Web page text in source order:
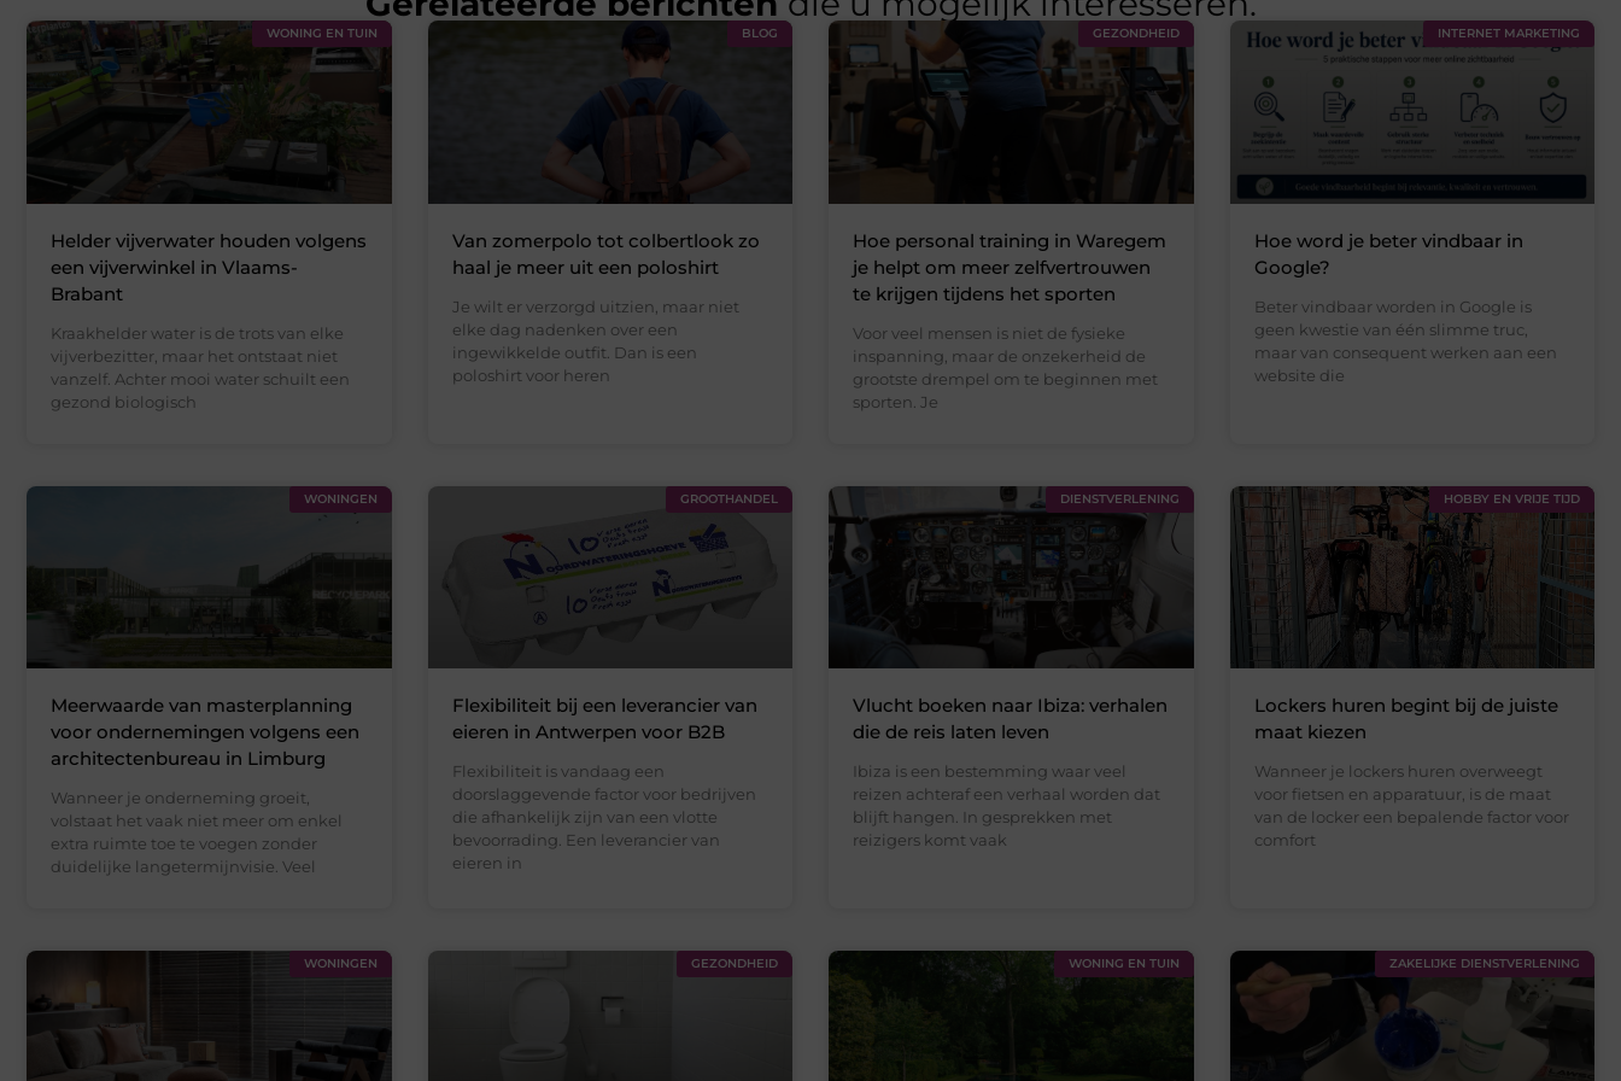
WONING EN TUIN
Helder vijverwater houden volgens
een vijverwinkel in Vlaams-
Brabant
Kraakhelder water is de trots van elke
vijverbezitter, maar het ontstaat niet
vanzelf. Achter mooi water schuilt een
gezond biologisch
BLOG
Van zomerpolo tot colbertlook zo
haal je meer uit een poloshirt
Je wilt er verzorgd uitzien, maar niet
elke dag nadenken over een
ingewikkelde outfit. Dan is een
poloshirt voor heren
GEZONDHEID
Hoe personal training in Waregem
je helpt om meer zelfvertrouwen
te krijgen tijdens het sporten
Voor veel mensen is niet de fysieke
inspanning, maar de onzekerheid de
grootste drempel om te beginnen met
sporten. Je
INTERNET MARKETING
Hoe word je beter vindbaar in
Google?
Beter vindbaar worden in Google is
geen kwestie van één slimme truc,
maar van consequent werken aan een
website die
WONINGEN
Meerwaarde van masterplanning
voor ondernemingen volgens een
architectenbureau in Limburg
Wanneer je onderneming groeit,
volstaat het vaak niet meer om enkel
extra ruimte toe te voegen zonder
duidelijke langetermijnvisie. Veel
GROOTHANDEL
Flexibiliteit bij een leverancier van
eieren in Antwerpen voor B2B
Flexibiliteit is vandaag een
doorslaggevende factor voor bedrijven
die afhankelijk zijn van een vlotte
bevoorrading. Een leverancier van
eieren in
DIENSTVERLENING
Vlucht boeken naar Ibiza: verhalen
die de reis laten leven
Ibiza is een bestemming waar veel
reizen achteraf een verhaal worden dat
blijft hangen. In gesprekken met
reizigers komt vaak
HOBBY EN VRIJE TIJD
Lockers huren begint bij de juiste
maat kiezen
Wanneer je lockers huren overweegt
voor fietsen en apparatuur, is de maat
van de locker een bepalende factor voor
comfort
WONINGEN GEZONDHEID WONING EN TUIN ZAKELIJKE DIENSTVERLENING